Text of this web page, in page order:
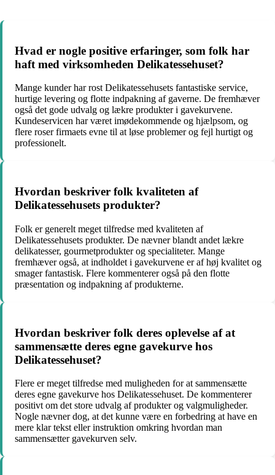
Hvad er nogle positive erfaringer, som folk har
haft med virksomheden Delikatessehuset?
Mange kunder har rost Delikatessehusets fantastiske service,
hurtige levering og flotte indpakning af gaverne. De fremhæver
også det gode udvalg og lækre produkter i gavekurvene.
Kundeservicen har været imødekommende og hjælpsom, og
flere roser firmaets evne til at løse problemer og fejl hurtigt og
professionelt.
Hvordan beskriver folk kvaliteten af
Delikatessehusets produkter?
Folk er generelt meget tilfredse med kvaliteten af
Delikatessehusets produkter. De nævner blandt andet lækre
delikatesser, gourmetprodukter og specialiteter. Mange
fremhæver også, at indholdet i gavekurvene er af høj kvalitet og
smager fantastisk. Flere kommenterer også på den flotte
præsentation og indpakning af produkterne.
Hvordan beskriver folk deres oplevelse af at
sammensætte deres egne gavekurve hos
Delikatessehuset?
Flere er meget tilfredse med muligheden for at sammensætte
deres egne gavekurve hos Delikatessehuset. De kommenterer
positivt om det store udvalg af produkter og valgmuligheder.
Nogle nævner dog, at det kunne være en forbedring at have en
mere klar tekst eller instruktion omkring hvordan man
sammensætter gavekurven selv.